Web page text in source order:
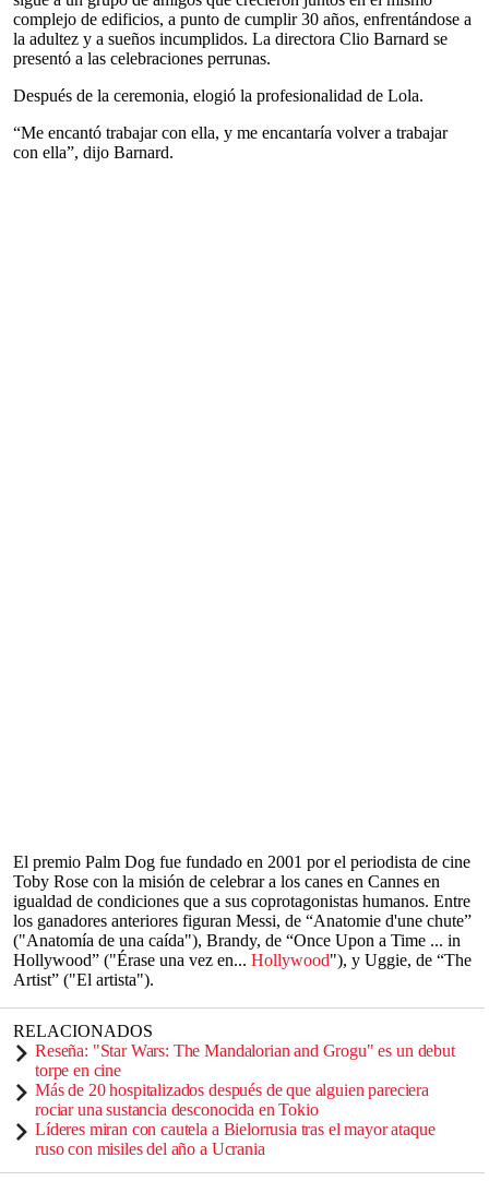
complejo de edificios, a punto de cumplir 30 años, enfrentándose a
la adultez y a sueños incumplidos. La directora Clio Barnard se
presentó a las celebraciones perrunas.
Después de la ceremonia, elogió la profesionalidad de Lola.
“Me encantó trabajar con ella, y me encantaría volver a trabajar
con ella”, dijo Barnard.
El premio Palm Dog fue fundado en 2001 por el periodista de cine
Toby Rose con la misión de celebrar a los canes en Cannes en
igualdad de condiciones que a sus coprotagonistas humanos. Entre
los ganadores anteriores figuran Messi, de “Anatomie d'une chute”
("Anatomía de una caída"), Brandy, de “Once Upon a Time ... in
Hollywood” ("Érase una vez en... Hollywood"), y Uggie, de “The
Artist” ("El artista").
RELACIONADOS
Reseña: "Star Wars: The Mandalorian and Grogu" es un debut
torpe en cine
Más de 20 hospitalizados después de que alguien pareciera
rociar una sustancia desconocida en Tokio
Líderes miran con cautela a Bielorrusia tras el mayor ataque
ruso con misiles del año a Ucrania